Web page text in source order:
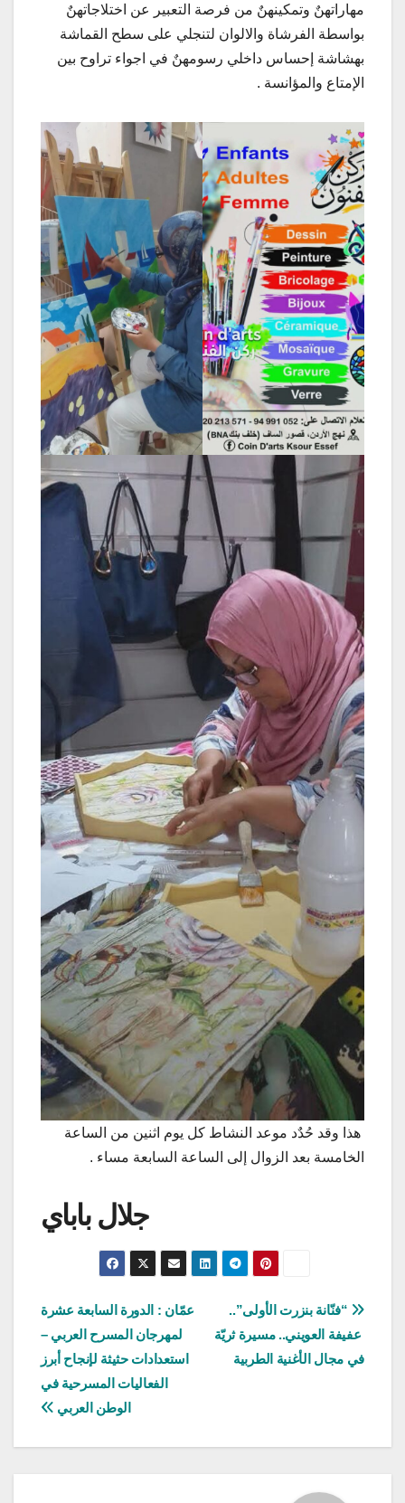
مهاراتهنٌ وتمكينهنٌ من فرصة التعبير عن اختلاجاتهنٌ
بواسطة الفرشاة والالوان لتنجلي على سطح القماشة
بهشاشة إحساس داخلي رسومهنٌ في اجواء تراوح بين
الإمتاع والمؤانسة .
هذا وقد حُدٌد موعد النشاط كل يوم اثنين من الساعة
الخامسة بعد الزوال إلى الساعة السابعة مساء .
جلال باباي
تصفّح
المقالات
عمّان : الدورة السابعة عشرة
لمهرجان المسرح العربي –
استعدادات حثيثة لإنجاح أبرز
الفعاليات المسرحية في
الوطن العربي
“فنّانة بنزرت الأولى”..
عفيفة العويني.. مسيرة ثريّة
في مجال الأغنية الطربية